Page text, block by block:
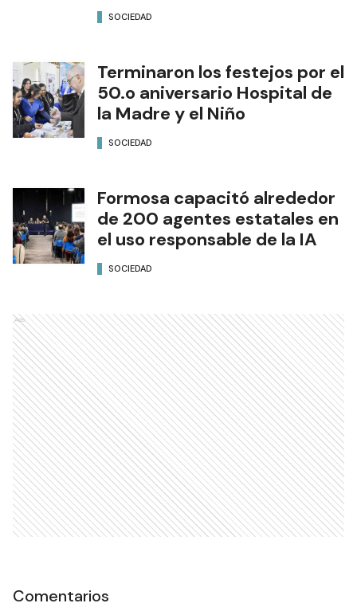
SOCIEDAD
Terminaron los festejos por el
50.o aniversario Hospital de
la Madre y el Niño
SOCIEDAD
Formosa capacitó alrededor
de 200 agentes estatales en
el uso responsable de la IA
SOCIEDAD
Ads
Comentarios